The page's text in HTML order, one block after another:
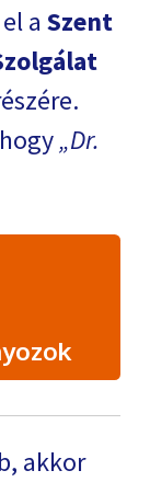
el aSzent
Dr.
akkor